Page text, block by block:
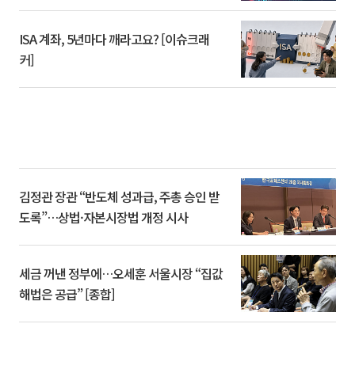
ISA 계좌, 5년마다 깨라고요? [이슈크래
커]
김정관 장관 “반도체 성과급, 주총 승인 받
도록”…상법·자본시장법 개정 시사
세금 꺼낸 정부에…오세훈 서울시장 “집값
해법은 공급” [종합]